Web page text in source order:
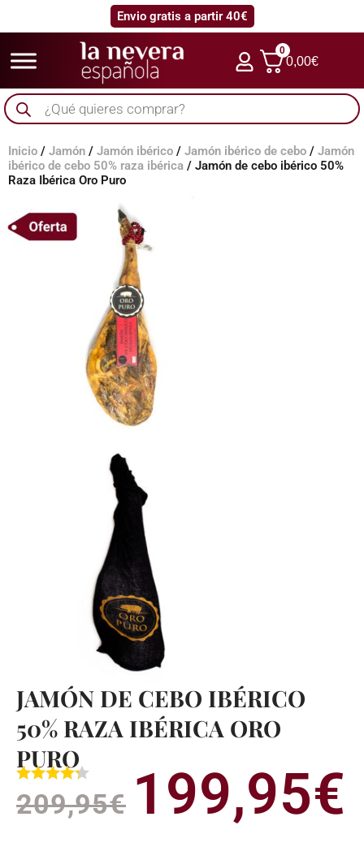
Envio gratis a partir 40€
0
0,00€
Búsqueda
de
productos
Inicio / Jamón / Jamón ibérico / Jamón ibérico de cebo / Jamón
ibérico de cebo 50% raza ibérica / Jamón de cebo ibérico 50%
Raza Ibérica Oro Puro
JAMÓN DE CEBO IBÉRICO
50% RAZA IBÉRICA ORO
PURO
209,95€ El
precio
199,95€